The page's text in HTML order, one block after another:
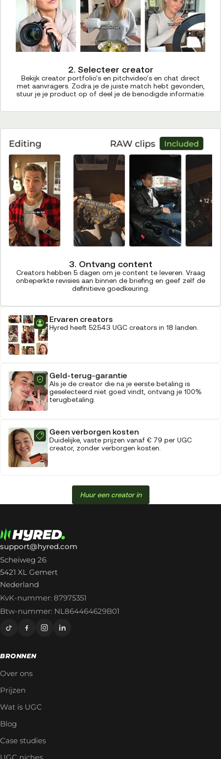
2. Selecteer creator
Bekijk creator portfolio's en pitchvideo's en chat direct
met aanvragers. Zodra je de juiste match hebt gevonden,
stuur je je product op of deel je de benodigde informatie.
3. Ontvang content
Creators hebben 5 dagen om je content te leveren. Vraag
onbeperkte revisies aan binnen de briefing en geef zelf de
definitieve goedkeuring.
Ervaren creators
Hyred heeft 52.543 UGC creators in 18 landen.
Geld-terug-garantie
Als je de creator die na je eerste betaling is
geselecteerd niet goed vindt, ontvang je 100%
terugbetaling.
Geen verborgen kosten
Duidelijke, vaste prijzen vanaf € 79 per UGC
creator, zonder verborgen kosten.
Huur een creator in
support@hyred.com
Scheiweg 26
5421 XL Gemert
Nederland
KvK-nummer: 87975351
Btw-nummer: NL864464629B01
BRONNEN
Over ons
Prijzen
Wat is UGC
Blog
Case studies